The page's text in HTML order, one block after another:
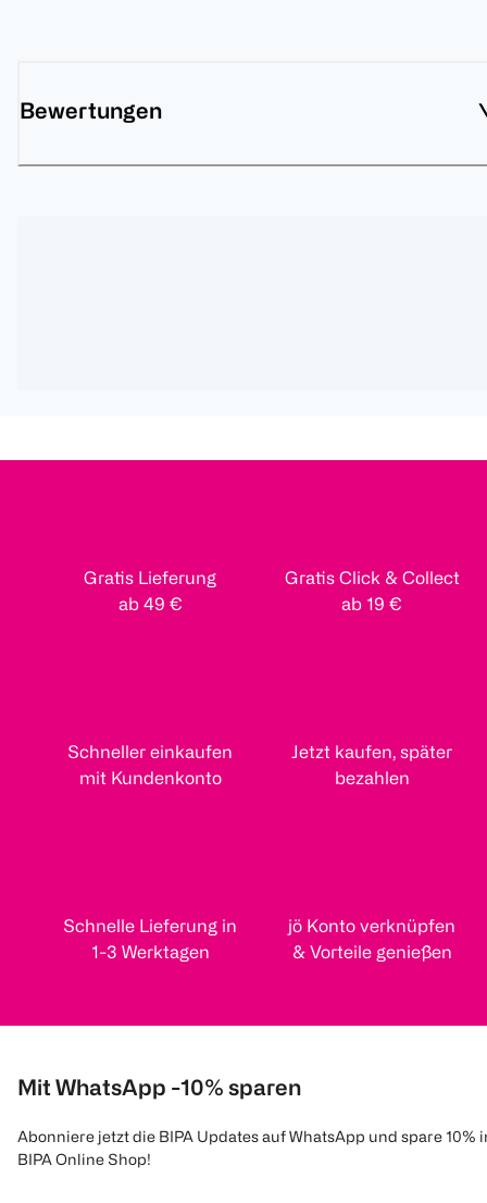
Bewertungen
Gratis Lieferung
ab 49 €
Gratis Click & Collect
ab 19 €
Schneller einkaufen
mit Kundenkonto
Jetzt kaufen, später
bezahlen
Schnelle Lieferung in
1-3 Werktagen
jö Konto verknüpfen
& Vorteile genießen
Mit WhatsApp -10% sparen
Abonniere jetzt die BIPA Updates auf WhatsApp und spare 10%
BIPA Online Shop!